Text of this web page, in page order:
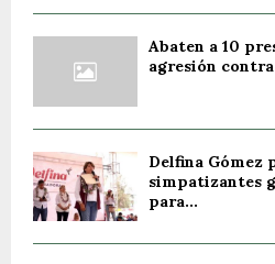
Abaten a 10
agresión
Delfina Gómez
simpatizantes
para...